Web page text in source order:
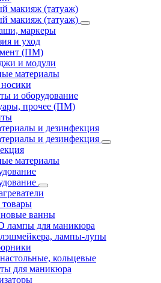
макияж (татуаж)
макияж (татуаж)
маркеры
и уход
(ПМ)
и модули
материалы
и оборудование
прочее (ПМ)
и дезинфекция
и дезинфекция
материалы
ванны
лампы для маникюра
лампы-лупы
кольцевые
для маникюра